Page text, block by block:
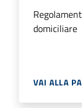
domiciliare
VAI ALLA